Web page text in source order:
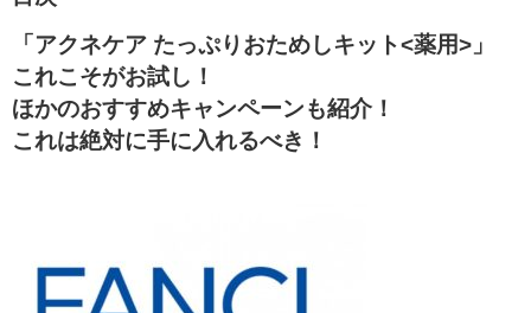
「アクネケア たっぷりおためしキット<薬用>」
これこそがお試し！
ほかのおすすめキャンペーンも紹介！
これは絶対に手に入れるべき！